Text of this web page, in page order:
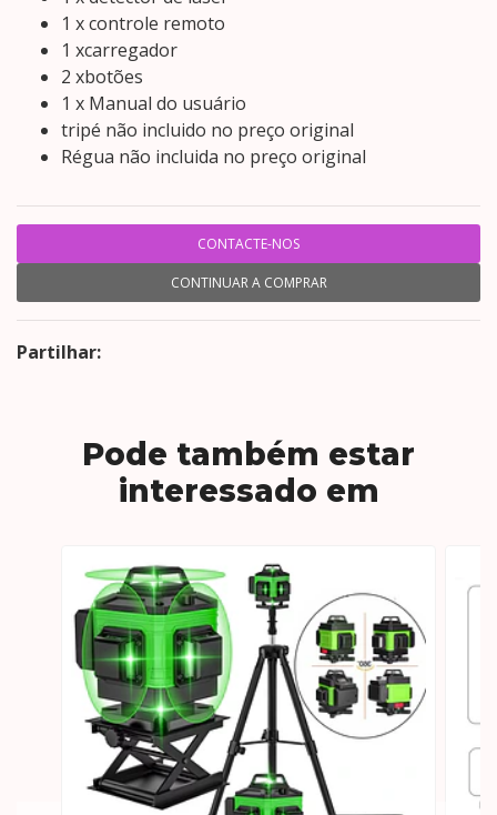
1 x controle remoto
1 xcarregador
2 xbotões
1 x Manual do usuário
tripé não incluido no preço original
Régua não incluida no preço original
CONTACTE-NOS
CONTINUAR A COMPRAR
Partilhar:
Pode também estar
interessado em